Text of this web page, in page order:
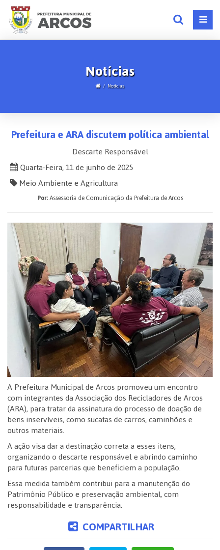
Notícias
Notícias
Prefeitura e ARA discutem política ambiental
Descarte Responsável
Quarta-Feira, 11 de junho de 2025
Meio Ambiente e Agricultura
Por:Assessoria de Comunicação da Prefeitura de Arcos
A Prefeitura Municipal de Arcos promoveu um encontro
com integrantes da Associação dos Recicladores de Arcos
(ARA), para tratar da assinatura do processo de doação de
bens inservíveis, como sucatas de carros, caminhões e
outros materiais.
A ação visa dar a destinação correta a esses itens,
organizando o descarte responsável e abrindo caminho
para futuras parcerias que beneficiem a população.
Essa medida também contribui para a manutenção do
Patrimônio Público e preservação ambiental, com
responsabilidade e transparência.
COMPARTILHAR